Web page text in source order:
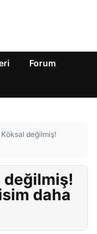
Forum
değilmiş!
değilmiş!
daha